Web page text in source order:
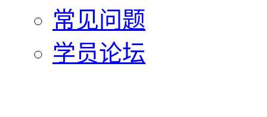
常见问题
学员论坛